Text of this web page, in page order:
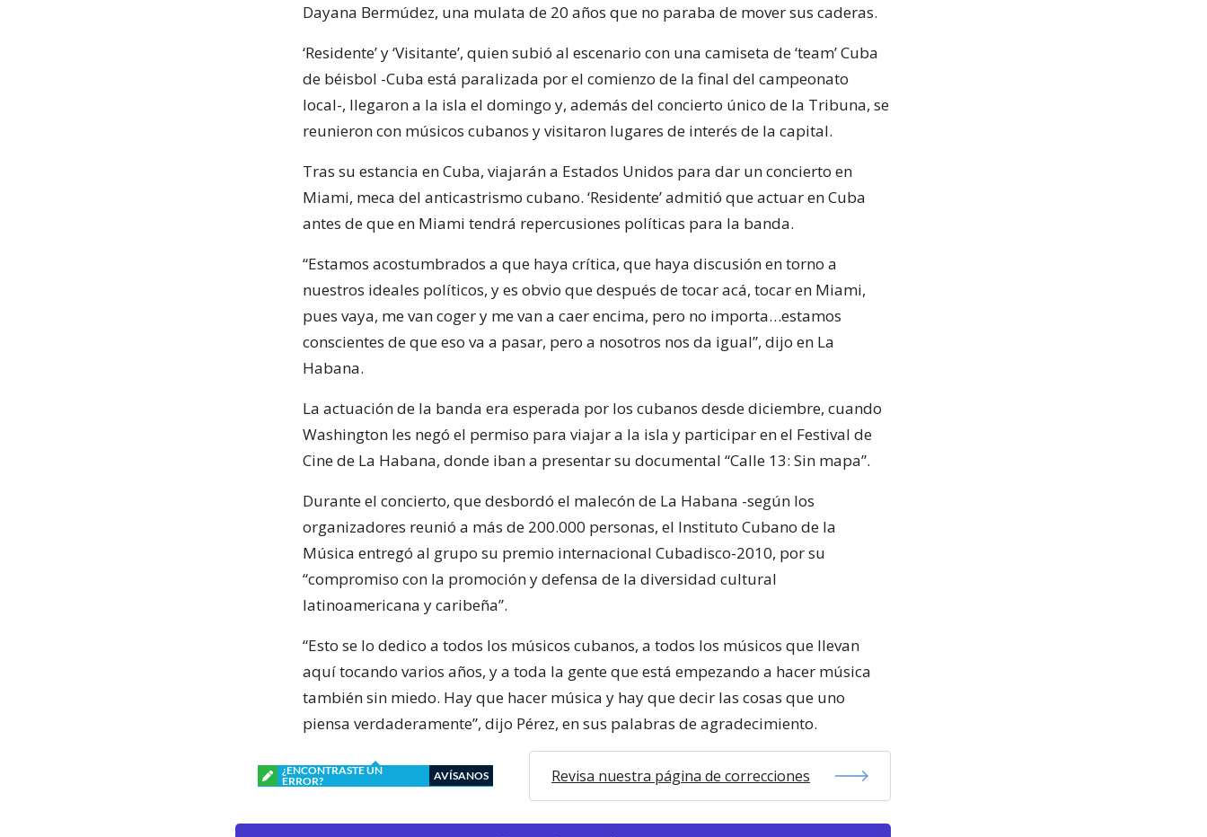
Dayana Bermúdez, una mulata de 20 años que no paraba de mover sus caderas.
‘Residente’ y ‘Visitante’, quien subió al escenario con una camiseta de ‘team’ Cuba
de béisbol -Cuba está paralizada por el comienzo de la final del campeonato
local-, llegaron a la isla el domingo y, además del concierto único de la Tribuna, se
reunieron con músicos cubanos y visitaron lugares de interés de la capital.
Tras su estancia en Cuba, viajarán a Estados Unidos para dar un concierto en
Miami, meca del anticastrismo cubano. ‘Residente’ admitió que actuar en Cuba
antes de que en Miami tendrá repercusiones políticas para la banda.
“Estamos acostumbrados a que haya crítica, que haya discusión en torno a
nuestros ideales políticos, y es obvio que después de tocar acá, tocar en Miami,
pues vaya, me van coger y me van a caer encima, pero no importa…estamos
conscientes de que eso va a pasar, pero a nosotros nos da igual”, dijo en La
Habana.
La actuación de la banda era esperada por los cubanos desde diciembre, cuando
Washington les negó el permiso para viajar a la isla y participar en el Festival de
Cine de La Habana, donde iban a presentar su documental “Calle 13: Sin mapa”.
Durante el concierto, que desbordó el malecón de La Habana -según los
organizadores reunió a más de 200.000 personas, el Instituto Cubano de la
Música entregó al grupo su premio internacional Cubadisco-2010, por su
“compromiso con la promoción y defensa de la diversidad cultural
latinoamericana y caribeña”.
“Esto se lo dedico a todos los músicos cubanos, a todos los músicos que llevan
aquí tocando varios años, y a toda la gente que está empezando a hacer música
también sin miedo. Hay que hacer música y hay que decir las cosas que uno
piensa verdaderamente”, dijo Pérez, en sus palabras de agradecimiento.
¿ENCONTRASTE UN
ERROR?
AVÍSANOS Revisa nuestra página de correcciones